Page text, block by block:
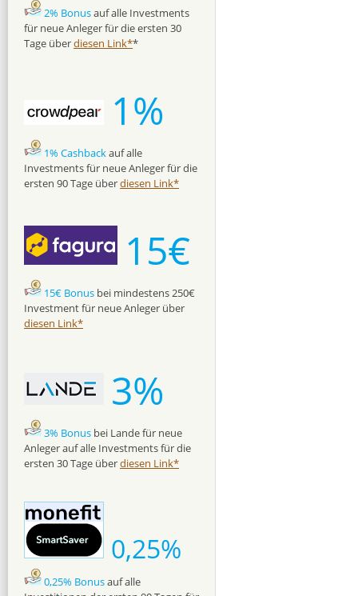
2% Bonusauf alle Investments
für neue Anleger für die ersten 30
Tage überdiesen Link**
1%
1% Cashbackauf alle
Investments für neue Anleger für die
ersten 90 Tage überdiesen Link*
15€
15€ Bonus bei mindestens 250€
Investment für neue Anleger über
diesen Link*
3%
3% Bonus bei Lande für neue
Anleger auf alle Investments für die
ersten 30 Tage überdiesen Link*
0,25%
0,25% Bonusauf alle